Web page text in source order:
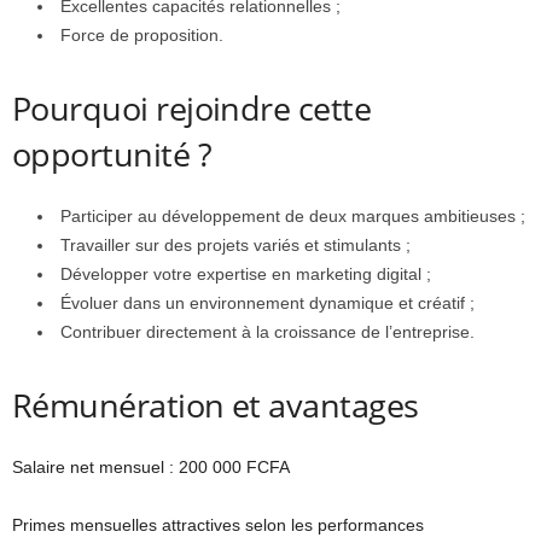
Excellentes capacités relationnelles ;
Force de proposition.
Pourquoi rejoindre cette
opportunité ?
Participer au développement de deux marques ambitieuses ;
Travailler sur des projets variés et stimulants ;
Développer votre expertise en marketing digital ;
Évoluer dans un environnement dynamique et créatif ;
Contribuer directement à la croissance de l’entreprise.
Rémunération et avantages
Salaire net mensuel : 200 000 FCFA
Primes mensuelles attractives selon les performances